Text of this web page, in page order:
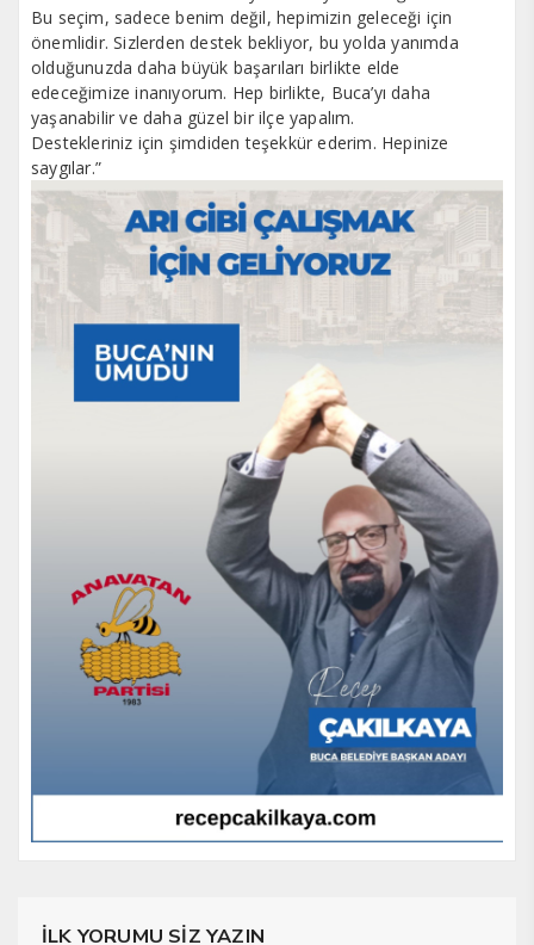
Bu seçim, sadece benim değil, hepimizin geleceği için
önemlidir. Sizlerden destek bekliyor, bu yolda yanımda
olduğunuzda daha büyük başarıları birlikte elde
edeceğimize inanıyorum. Hep birlikte, Buca’yı daha
yaşanabilir ve daha güzel bir ilçe yapalım.
Destekleriniz için şimdiden teşekkür ederim. Hepinize
saygılar.”
İLK YORUMU SİZ YAZIN